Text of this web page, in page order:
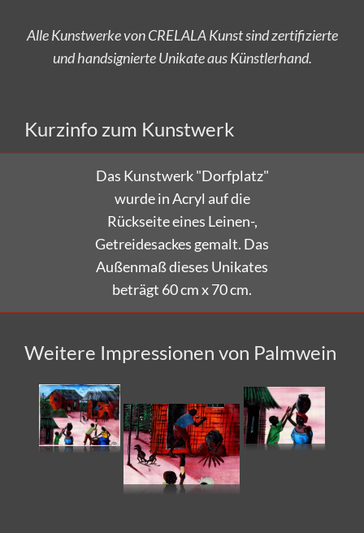
und handsignierte Unikate aus Künstlerhand.
wurde in Acryl auf die
Rückseite eines Leinen-,
Getreidesackes gemalt. Das
Außenmaß dieses Unikates
beträgt 60 cm x 70 cm.